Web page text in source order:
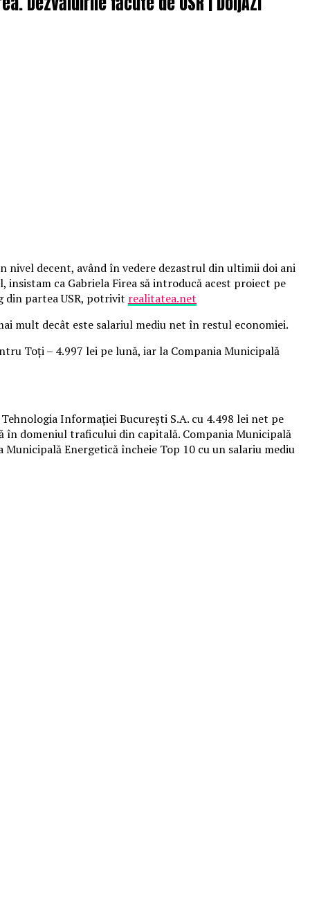
nivel decent, având în vedere dezastrul din ultimii doi ani
ca Gabriela Firea să introducă acest proiect pe
din partea USR, potrivit realitatea.net
mult decât este salariul mediu net în restul economiei.
Toţi – 4.997 lei pe lună, iar la Compania Municipală
Informaţiei Bucureşti S.A. cu 4.498 lei net pe
în domeniul traficului din capitală. Compania Municipală
Municipală Energetică încheie Top 10 cu un salariu mediu